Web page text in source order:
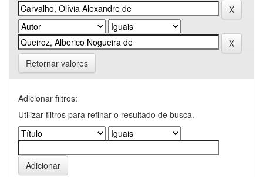
Retornar valores
Adicionar filtros:
Utilizar filtros para refinar o resultado de busca.